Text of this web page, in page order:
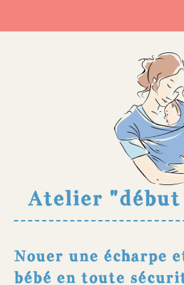
Atelier "début
Nouer une écharpe
bébé en toute